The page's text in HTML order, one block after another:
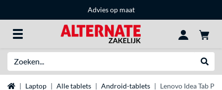
Advies op maat
Home Laptop Alle tablets Android-tablets Lenovo Idea Tab